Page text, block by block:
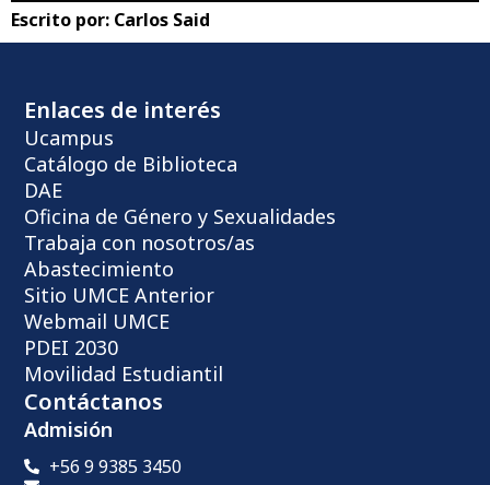
Escrito por: Carlos Said
Enlaces de interés
Ucampus
Catálogo de Biblioteca
DAE
Oficina de Género y Sexualidades
Trabaja con nosotros/as
Abastecimiento
Sitio UMCE Anterior
Webmail UMCE
PDEI 2030
Movilidad Estudiantil
Contáctanos
Admisión
+56 9 9385 3450